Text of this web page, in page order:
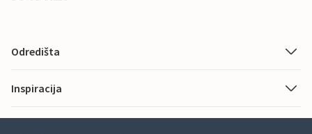
Odredišta
Inspiracija